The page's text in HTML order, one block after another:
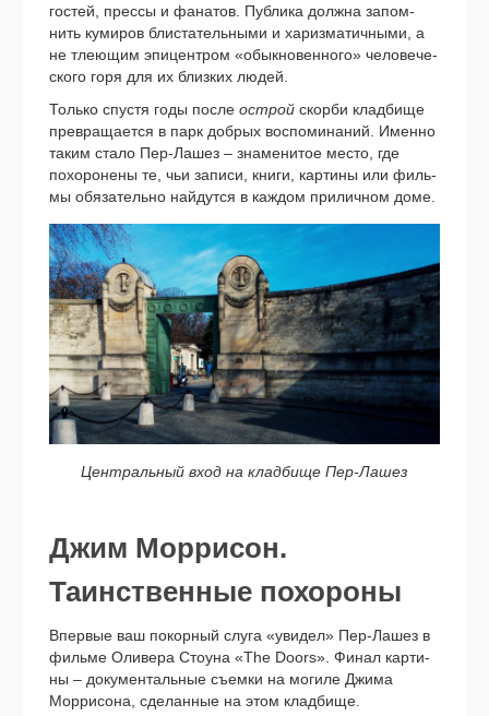
гостей, прес­сы и фана­тов. Публика долж­на запом­
нить куми­ров бли­ста­тель­ны­ми и хариз­ма­тич­ны­ми, а
не тле­ю­щим эпи­цен­тром «обык­но­вен­но­го» чело­ве­че­
ско­го горя для их близ­ких людей.
Только спу­стя годы после острой скор­би клад­би­ще
пре­вра­ща­ет­ся в парк доб­рых вос­по­ми­на­ний. Именно
таким ста­ло Пер-Лашез – зна­ме­ни­тое место, где
похо­ро­не­ны те, чьи запи­си, кни­ги, кар­ти­ны или филь­
мы обя­за­тель­но най­дут­ся в каж­дом при­лич­ном доме.
Центральный вход на клад­би­ще Пер-Лашез
Джим Моррисон.
Таинственные похороны
Впервые ваш покор­ный слу­га «уви­дел» Пер-Лашез в
филь­ме Оливера Стоуна «The Doors». Финал кар­ти­
ны – доку­мен­таль­ные съем­ки на моги­ле Джима
Моррисона, сде­лан­ные на этом клад­би­ще.